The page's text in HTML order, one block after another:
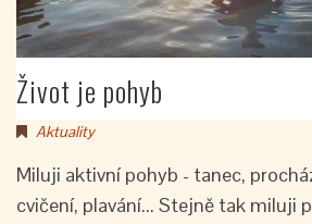
Život je pohyb
Aktuality
Miluji aktivní pohyb - tanec,
cvičení, plavání... Stejně tak miluji